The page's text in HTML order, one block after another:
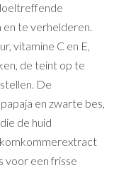
en te verhelderen.
vitamine C en E,
de teint op te
De
en zwarte bes,
de huid
voor een frisse